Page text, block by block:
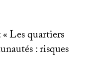
Les quartiers
: risques